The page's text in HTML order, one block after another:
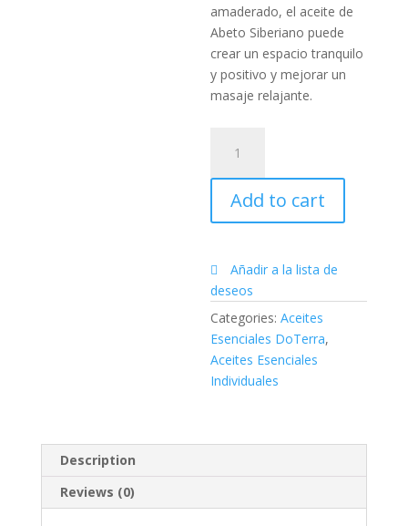
amaderado, el aceite de
Abeto Siberiano puede
crear un espacio tranquilo
y positivo y mejorar un
masaje relajante.
Esencial
Abeto
Siberiano|
15ML
quantity
Add to cart
Añadir a la lista de
deseos
Categories:Aceites
Esenciales DoTerra,
Aceites Esenciales
Individuales
Description
Reviews (0)